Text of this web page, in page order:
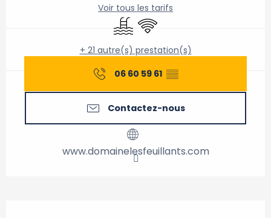
Voir tous les tarifs
PiscineWiFi
+ 21 autre(s) prestation(s)
06 60 59 61 ▒▒
Contactez-nous
www.domainelesfeuillants.com